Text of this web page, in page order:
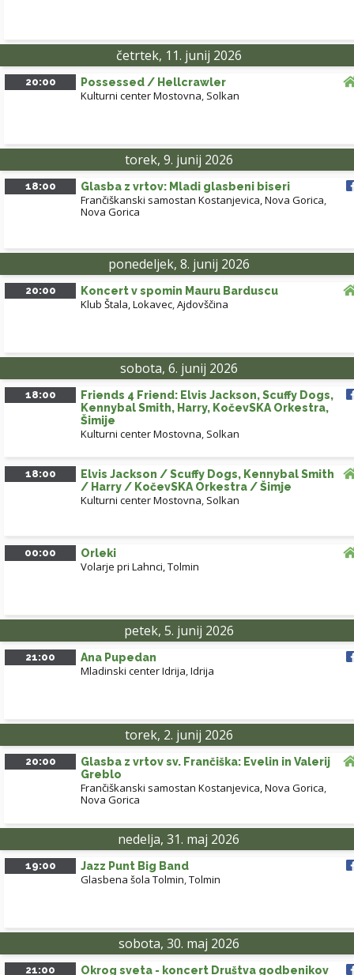
četrtek, 11. junij 2026
20:00 Possessed / Hellcrawler
Kulturni center Mostovna, Solkan
torek, 9. junij 2026
18:00 Glasba z vrtov: Mladi glasbeni biseri
Frančiškanski samostan Kostanjevica, Nova Gorica,
Nova Gorica
ponedeljek, 8. junij 2026
20:00 Koncert v spomin Mauru Barduscu
Klub Štala, Lokavec,Ajdovščina
sobota, 6. junij 2026
18:00
Friends 4 Friend: Elvis Jackson, Scuffy Dogs,
Kennybal Smith, Harry, KočevSKA Orkestra,
Šimije
Kulturni center Mostovna, Solkan
18:00
Elvis Jackson / Scuffy Dogs, Kennybal Smith
/ Harry / KočevSKA Orkestra / Šimje
Kulturni center Mostovna, Solkan
00:00 Orleki
Volarje pri Lahnci, Tolmin
petek, 5. junij 2026
21:00 Ana Pupedan
Mladinski center Idrija,Idrija
torek, 2. junij 2026
20:00
Glasba z vrtov sv. Frančiška: Evelin in Valerij
Greblo
Frančiškanski samostan Kostanjevica, Nova Gorica,
Nova Gorica
nedelja, 31. maj 2026
19:00 Jazz Punt Big Band
Glasbena šola Tolmin,Tolmin
sobota, 30. maj 2026
21:00 Okrog sveta - koncert Društva godbenikov